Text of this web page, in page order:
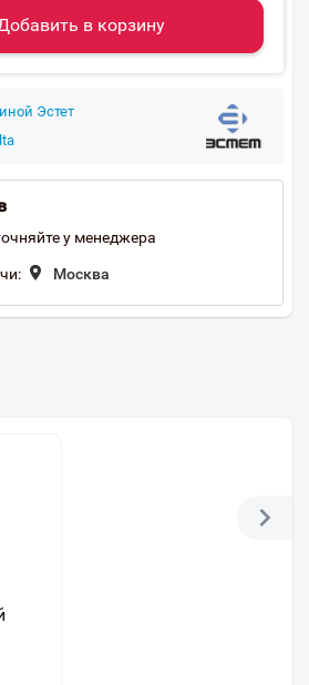
в корзину
Эстет
у менеджера
Москва